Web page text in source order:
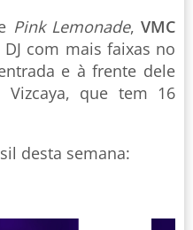
Pink Lemonade, VMC
com mais faixas no
e à frente dele
Vizcaya, que tem 16
desta semana: